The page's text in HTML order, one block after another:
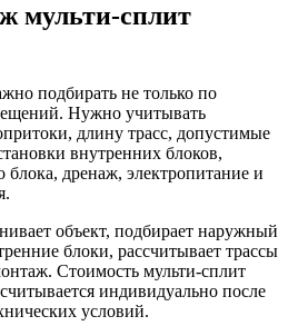
мульти-сплит
подбирать не только по
Нужно учитывать
длину трасс, допустимые
внутренних блоков,
дренаж, электропитание и
объект, подбирает наружный
блоки, рассчитывает трассы
Стоимость мульти-сплит
индивидуально после
условий.